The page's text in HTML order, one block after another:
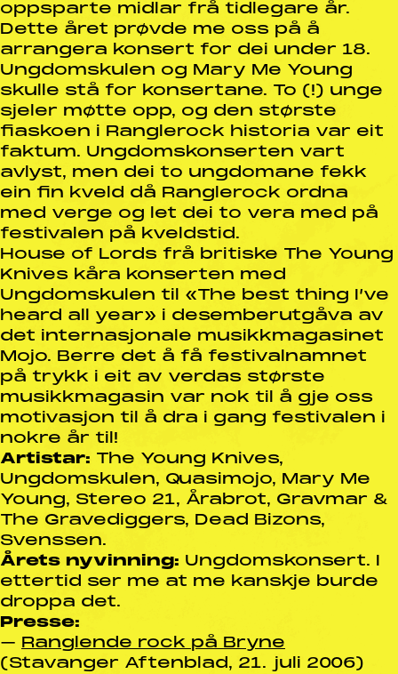
oppsparte midlar frå tidlegare år.
Dette året prøvde me oss på å
arrangera konsert for dei under 18.
Ungdomskulen og Mary Me Young
skulle stå for konsertane. To (!) unge
sjeler møtte opp, og den største
fiaskoen i Ranglerock historia var eit
faktum. Ungdomskonserten vart
avlyst, men dei to ungdomane fekk
ein fin kveld då Ranglerock ordna
med verge og let dei to vera med på
festivalen på kveldstid.
House of Lords frå britiske The Young
Knives kåra konserten med
Ungdomskulen til «The best thing I’ve
heard all year» i desemberutgåva av
det internasjonale musikkmagasinet
Mojo. Berre det å få festivalnamnet
på trykk i eit av verdas største
musikkmagasin var nok til å gje oss
motivasjon til å dra i gang festivalen i
nokre år til!
Artistar: The Young Knives,
Ungdomskulen, Quasimojo, Mary Me
Young, Stereo 21, Årabrot, Gravmar &
The Gravediggers, Dead Bizons,
Svenssen.
Årets nyvinning: Ungdomskonsert. I
ettertid ser me at me kanskje burde
droppa det.
Presse:
– Ranglende rock på Bryne
(Stavanger Aftenblad, 21. juli 2006)